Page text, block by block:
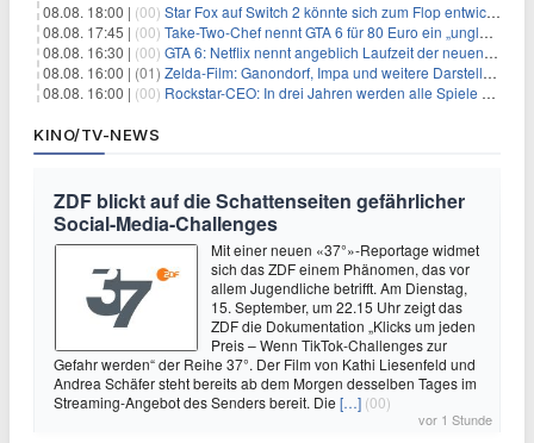
08.08. 18:00 | (00) Star Fox auf Switch 2 könnte sich zum Flop entwickeln
08.08. 17:45 | (00) Take-Two-Chef nennt GTA 6 für 80 Euro ein „unglaubliches Schnäppchen“
08.08. 16:30 | (00) GTA 6: Netflix nennt angeblich Laufzeit der neuen Gameplay-Präsentation
08.08. 16:00 | (01) Zelda-Film: Ganondorf, Impa und weitere Darsteller sollen feststehen
08.08. 16:00 | (00) Rockstar-CEO: In drei Jahren werden alle Spiele gestreamt
KINO/TV-NEWS
ZDF blickt auf die Schattenseiten gefährlicher
Social-Media-Challenges
Mit einer neuen «37°»-Reportage widmet
sich das ZDF einem Phänomen, das vor
allem Jugendliche betrifft. Am Dienstag,
15. September, um 22.15 Uhr zeigt das
ZDF die Dokumentation „Klicks um jeden
Preis – Wenn TikTok-Challenges zur
Gefahr werden“ der Reihe 37°. Der Film von Kathi Liesenfeld und
Andrea Schäfer steht bereits ab dem Morgen desselben Tages im
Streaming-Angebot des Senders bereit. Die […] (00)
vor 1 Stunde